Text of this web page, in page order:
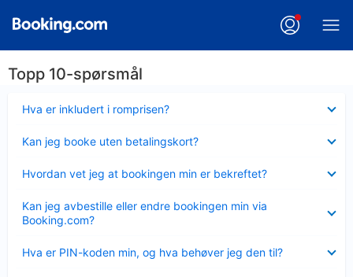
Topp 10-spørsmål
Hva er inkludert i romprisen?
mindre
Kan jeg booke uten betalingskort?
mindre
Hvordan vet jeg at bookingen min er bekreftet?
mindre
Kan jeg avbestille eller endre bookingen min via
Booking.com?
mindre
Hva er PIN-koden min, og hva behøver jeg den til?
mindre